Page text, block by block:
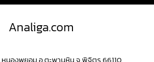
Analiga.com